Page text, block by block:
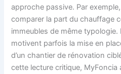
approche passive. Par
comparer la part du chauffage
immeubles de même
motivent parfois la mise en
d’un chantier de rénovation
cette lecture critique,